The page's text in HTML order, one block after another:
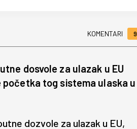
KOMENTARI 9
dosvole za ulazak u EU
početka tog sistema ulaska u
dozvole za ulazak u EU,